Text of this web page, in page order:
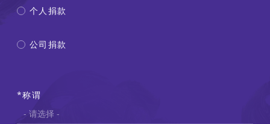
个人捐款
公司捐款
称谓